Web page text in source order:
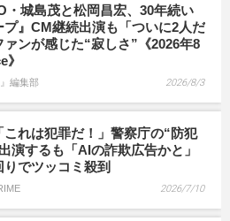
・城島茂と松岡昌宏、30年続い
プ』CM継続出演も「ついに2人だ
ァンが感じた“寂しさ”《2026年8
》
』編集部 2026/8/3
これは犯罪だ！」警察庁の“防犯
演するも「AIの詐欺広告かと」
りでツッコミ殺到
2026/7/10